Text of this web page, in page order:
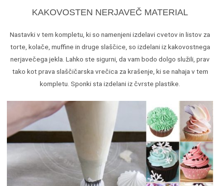
KAKOVOSTEN NERJAVEČ MATERIAL
Nastavki v tem kompletu, ki so namenjeni izdelavi cvetov in listov za
torte, kolače, muffine in druge slaščice, so izdelani iz kakovostnega
nerjavečega jekla. Lahko ste sigurni, da vam bodo dolgo služili, prav
tako kot prava slaščičarska vrečica za krašenje, ki se nahaja v tem
kompletu. Sponki sta izdelani iz čvrste plastike.